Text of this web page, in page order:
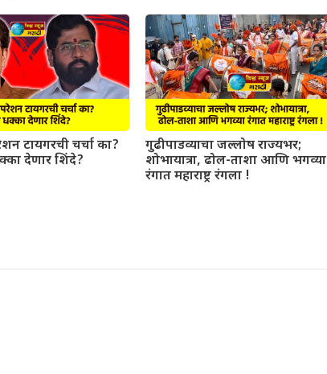
टायगरची चर्चा का?
देणार शिंदे?
गुढीपाडव्याचा जल्लोष राज्यभर;
शोभायात्रा, ढोल-ताशा आणि भगव्या
रंगात महाराष्ट्र रंगला !